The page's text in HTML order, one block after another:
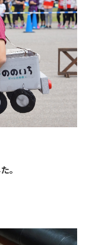
。